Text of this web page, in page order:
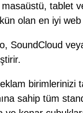
masaüstü,
olan en iyi
SoundCloud
sahip tüm